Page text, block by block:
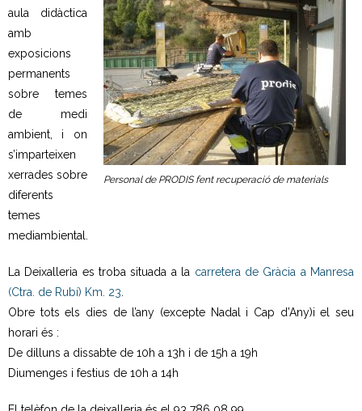
- Recollida comercial
Deixalleries municipals
- Deixalleria Can Barba
- Can Casanovas
- Deixalleria mòbil
Residus industrials
- La gestió dels residus
- Gestió de les recollides
- Industrials a Can Barba
Planta Can Barba
Personal de PRODIS fent recuperació de materials
aula didàctica
amb
exposicions
permanents
sobre temes
de medi
ambient, i on
s’imparteixen
xerrades sobre
diferents
temes
mediambiental.
La Deixalleria es troba situada a la carretera de Gràcia a Manresa
(Ctra. de Rubí) Km. 23
Obre tots els dies de l’any (excepte Nadal i Cap d’Any)i el seu
horari és :
De dilluns a dissabte de 10h a 13h i de 15h a 19h
Diumenges i festius de 10h a 14h